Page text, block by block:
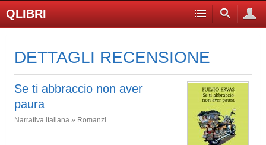
QLIBRI
DETTAGLI RECENSIONE
Se ti abbraccio non aver
paura
Narrativa italiana » Romanzi